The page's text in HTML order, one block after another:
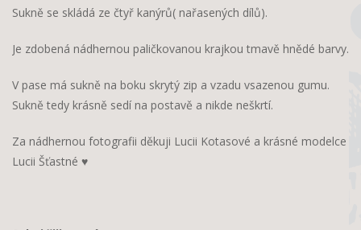
Sukně se skládá ze čtyř kanýrů( nařasených dílů).
Je zdobená nádhernou paličkovanou krajkou tmavě hnědé barvy.
V pase má sukně na boku skrytý zip a vzadu vsazenou gumu.
Sukně tedy krásně sedí na postavě a nikde neškrtí.
Za nádhernou fotografii děkuji Lucii Kotasové a krásné modelce
Lucii Šťastné ♥